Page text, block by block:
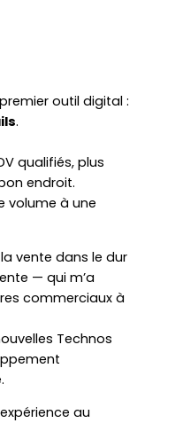
outil digital :
.
qualifiés, plus
endroit.
volume à une
vente dans le dur
— qui m’a
commerciaux à
Technos
au